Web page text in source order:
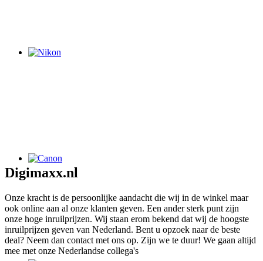
Digimaxx.nl
Onze kracht is de persoonlijke aandacht die wij in de winkel maar
ook online aan al onze klanten geven. Een ander sterk punt zijn
onze hoge inruilprijzen. Wij staan erom bekend dat wij de hoogste
inruilprijzen geven van Nederland. Bent u opzoek naar de beste
deal? Neem dan contact met ons op. Zijn we te duur! We gaan altijd
mee met onze Nederlandse collega's